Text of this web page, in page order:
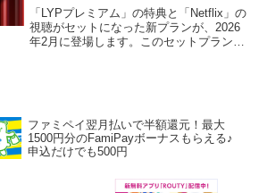
らLYPプレミアム入会で5000円相
当のPayPayポイントもらえる！
「LYPプレミアム」の特典と「Netflix」の
視聴がセットになった新プランが、2026
年2月に登場します。このセットプランに
ファミペイ翌月払いで半額還元！最大
1500円分のFamiPayボーナスもらえる♪
申込だけでも500円